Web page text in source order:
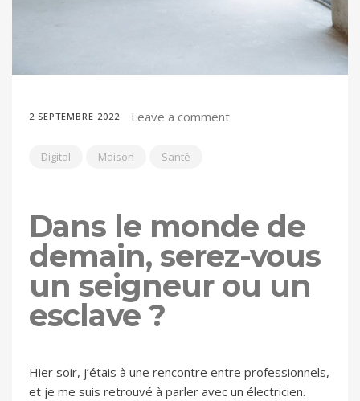
2 SEPTEMBRE 2022 Leave a comment
Digital Maison Santé
Dans le monde de
demain, serez-vous
un seigneur ou un
esclave ?
Hier soir, j’étais à une rencontre entre professionnels,
et je me suis retrouvé à parler avec un électricien.